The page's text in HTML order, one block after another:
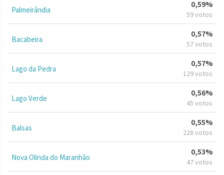
Palmeirândia
0,59%
59 votos
Bacabeira
0,57%
57 votos
Lago da Pedra
0,57%
129 votos
Lago Verde
0,56%
45 votos
Balsas
0,55%
228 votos
Nova Olinda do Maranhão
0,53%
47 votos